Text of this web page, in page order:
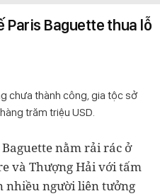
Paris Baguette thua lỗ
chưa thành công, gia tộc sở
trăm triệu USD.
nằm rải rác ở
và Thượng Hải với tấm
nhiều người liên tưởng